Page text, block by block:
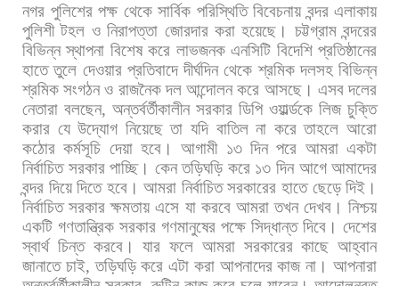
নগর পুলিশের পক্ষ থেকে সার্বিক পরিস্থিতি বিবেচনায় বন্দর এলাকায়
পুলিশী টহল ও নিরাপত্তা জোরদার করা হয়েছে। চট্টগ্রাম বন্দরের
বিভিন্ন স্থাপনা বিশেষ করে লাভজনক এনসিটি বিদেশি প্রতিষ্ঠানের
হাতে তুলে দেওয়ার প্রতিবাদে দীর্ঘদিন থেকে শ্রমিক দলসহ বিভিন্ন
শ্রমিক সংগঠন ও রাজনৈক দল আন্দোলন করে আসছে। এসব দলের
নেতারা বলছেন, অন্তর্বর্তীকালীন সরকার ডিপি ওয়ার্ল্ডকে লিজ চুক্তি
করার যে উদ্যোগ নিয়েছে তা যদি বাতিল না করে তাহলে আরো
কঠোর কর্মসূচি দেয়া হবে। আগামী ১৩ দিন পরে আমরা একটা
নির্বাচিত সরকার পাচ্ছি। কেন তড়িঘড়ি করে ১৩ দিন আগে আমাদের
বন্দর দিয়ে দিতে হবে। আমরা নির্বাচিত সরকারের হাতে ছেড়ে দিই।
নির্বাচিত সরকার ক্ষমতায় এসে যা করবে আমরা তখন দেখব। নিশ্চয়
একটি গণতান্ত্রিক সরকার গণমানুষের পক্ষে সিদ্ধান্ত দিবে। দেশের
স্বার্থ চিন্ত করবে। যার ফলে আমরা সরকারের কাছে আহ্বান
জানাতে চাই,তড়িঘড়ি করে এটা করা আপনাদের কাজ না। আপনারা